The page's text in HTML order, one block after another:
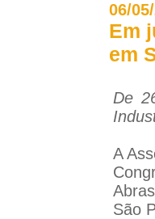
06/
Em
em
De
A
São